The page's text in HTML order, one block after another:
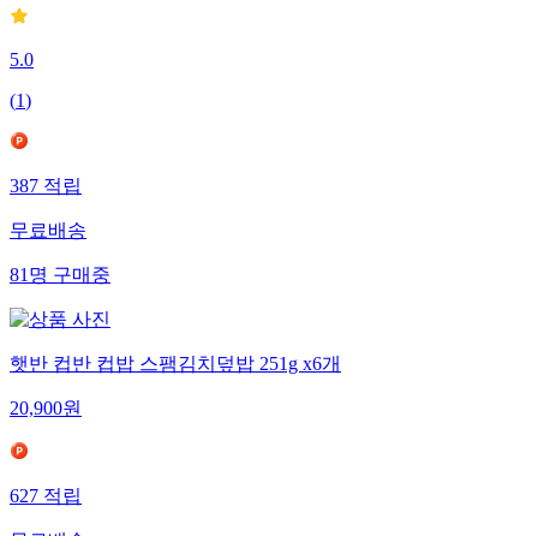
5.0
(1)
387적립
무료배송
81명구매중
햇반 컵반 컵밥 스팸김치덮밥 251g x6개
20,900원
627적립